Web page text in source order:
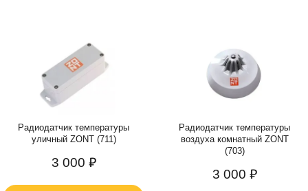
Радиодатчик температуры
уличный ZONT (711)
3 000 ₽
Радиодатчик температуры
воздуха комнатный ZONT
(703)
3 000 ₽